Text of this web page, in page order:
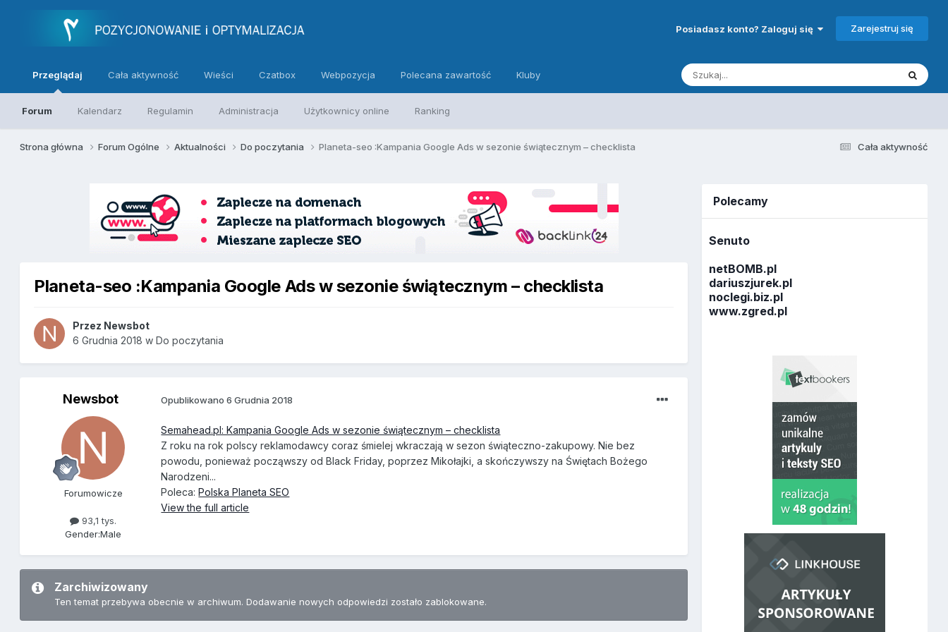
Posiadasz konto? Zaloguj się Zarejestruj się
Przeglądaj
Forum Kalendarz Regulamin Administracja Użytkownicy online Ranking
Cała aktywność Wieści Czatbox Webpozycja Polecana zawartość Kluby
Cała aktywność
Strona główna Forum Ogólne Aktualności Do poczytania Planeta-seo :Kampania Google Ads w sezonie świątecznym – checklista
Planeta-seo :Kampania Google Ads w sezonie świątecznym – checklista
Przez Newsbot
6 Grudnia 2018 wDo poczytania
Newsbot
Forumowicze
93,1 tys.
Gender:Male
Opublikowano6 Grudnia 2018
Semahead.pl: Kampania Google Ads w sezonie świątecznym – checklista
Z roku na rok polscy reklamodawcy coraz śmielej wkraczają w sezon świąteczno-zakupowy. Nie bez
powodu, ponieważ począwszy od Black Friday, poprzez Mikołajki, a skończywszy na Świętach Bożego
Narodzeni...
Poleca:Polska Planeta SEO
View the full article
Zarchiwizowany
Ten temat przebywa obecnie w archiwum. Dodawanie nowych odpowiedzi zostało zablokowane.
Polecamy
Senuto
netBOMB.pl
dariuszjurek.pl
noclegi.biz.pl
www.zgred.pl